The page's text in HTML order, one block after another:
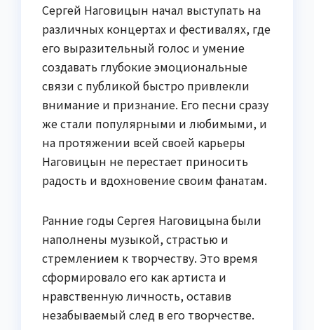
Сергей Наговицын начал выступать на
различных концертах и фестивалях, где
его выразительный голос и умение
создавать глубокие эмоциональные
связи с публикой быстро привлекли
внимание и признание. Его песни сразу
же стали популярными и любимыми, и
на протяжении всей своей карьеры
Наговицын не перестает приносить
радость и вдохновение своим фанатам.
Ранние годы Сергея Наговицына были
наполнены музыкой, страстью и
стремлением к творчеству. Это время
сформировало его как артиста и
нравственную личность, оставив
незабываемый след в его творчестве.